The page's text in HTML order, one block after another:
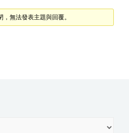
，無法發表主題與回覆。